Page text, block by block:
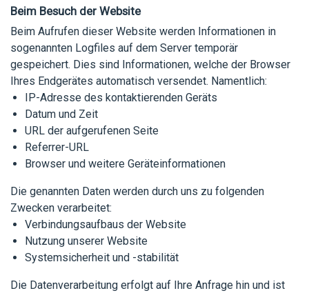
Beim Besuch der Website
Beim Aufrufen dieser Website werden Informationen in
sogenannten Logfiles auf dem Server temporär
gespeichert. Dies sind Informationen, welche der Browser
Ihres Endgerätes automatisch versendet. Namentlich:
IP-Adresse des kontaktierenden Geräts
Datum und Zeit
URL der aufgerufenen Seite
Referrer-URL
Browser und weitere Geräteinformationen
Die genannten Daten werden durch uns zu folgenden
Zwecken verarbeitet:
Verbindungsaufbaus der Website
Nutzung unserer Website
Systemsicherheit und -stabilität
Die Datenverarbeitung erfolgt auf Ihre Anfrage hin und ist